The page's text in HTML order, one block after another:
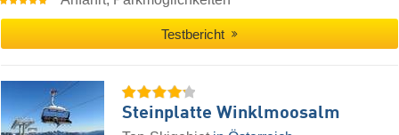
Testbericht
Steinplatte Winklmoosalm